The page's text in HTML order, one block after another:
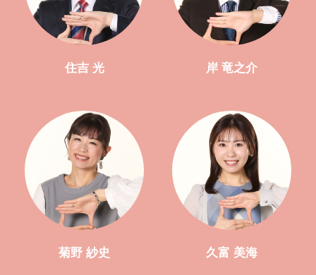
住吉 光 岸 竜之介
菊野 紗史 久富 美海